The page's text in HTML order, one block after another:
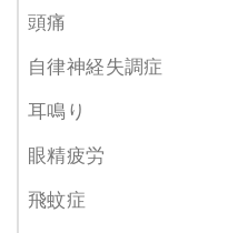
頭痛
自律神経失調症
耳鳴り
眼精疲労
飛蚊症